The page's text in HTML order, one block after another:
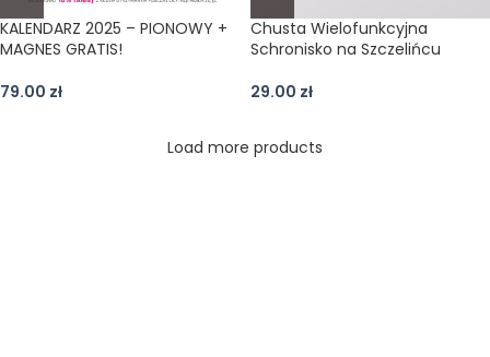
KALENDARZ 2025 – PIONOWY +
MAGNES GRATIS!
79.00 zł
Chusta Wielofunkcyjna
Schronisko na Szczelińcu
29.00 zł
Load more products